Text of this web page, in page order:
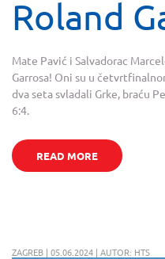
Roland
Mate Pavić i Salvadorac
Garrosa! Oni su u
dva seta svladali Grke, braću
6:4.
READ MORE
ZAGREB | 05.06.2024 | AUTOR: HTS